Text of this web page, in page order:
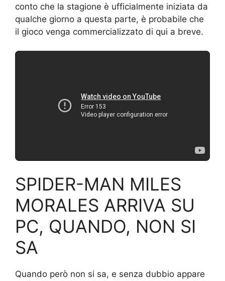
conto che la stagione è ufficialmente iniziata da
qualche giorno a questa parte, è probabile che
il gioco venga commercializzato di qui a breve.
SPIDER-MAN MILES
MORALES ARRIVA SU
PC, QUANDO, NON SI
SA
Quando però non si sa, e senza dubbio appare